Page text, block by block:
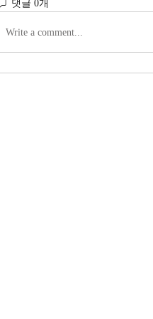
댓글 0개
Write a comment...